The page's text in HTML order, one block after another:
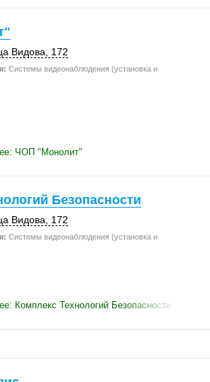
Видова 172
Системы видеонаблюдения (установка и
ЧОП "Монолит"
Безопасности
Видова 172
Системы видеонаблюдения (установка и
Комплекс Технологий Безопасности